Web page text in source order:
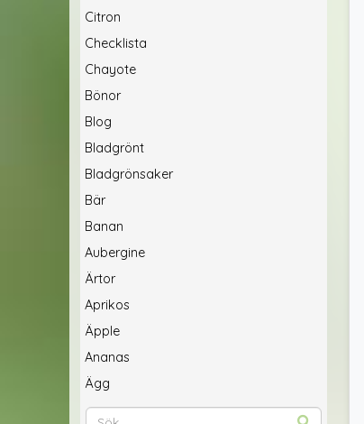
Citron
Checklista
Chayote
Bönor
Blog
Bladgrönt
Bladgrönsaker
Bär
Banan
Aubergine
Ärtor
Aprikos
Äpple
Ananas
Ägg